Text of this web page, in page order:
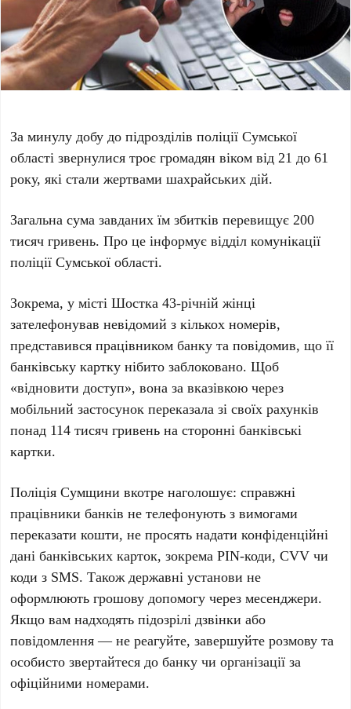
За минулу добу до підрозділів поліції Сумської
області звернулися троє громадян віком від 21 до 61
року, які стали жертвами шахрайських дій.
Загальна сума завданих їм збитків перевищує 200
тисяч гривень. Про це інформує відділ комунікації
поліції Сумської області.
Зокрема, у місті Шостка 43-річній жінці
зателефонував невідомий з кількох номерів,
представився працівником банку та повідомив, що її
банківську картку нібито заблоковано. Щоб
«відновити доступ», вона за вказівкою через
мобільний застосунок переказала зі своїх рахунків
понад 114 тисяч гривень на сторонні банківські
картки.
Поліція Сумщини вкотре наголошує: справжні
працівники банків не телефонують з вимогами
переказати кошти, не просять надати конфіденційні
дані банківських карток, зокрема PIN-коди, CVV чи
коди з SMS. Також державні установи не
оформлюють грошову допомогу через месенджери.
Якщо вам надходять підозрілі дзвінки або
повідомлення — не реагуйте, завершуйте розмову та
особисто звертайтеся до банку чи організації за
офіційними номерами.